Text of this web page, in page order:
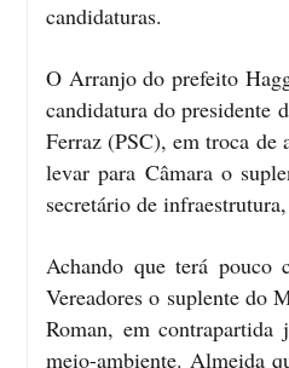
candidaturas.
O Arranjo do prefeito
candidatura do presidente
Ferraz (PSC), em troca de
levar para Câmara o
secretário de
Achando que terá pouco
Vereadores o suplente do
Roman, em
meio-ambiente. Almeida